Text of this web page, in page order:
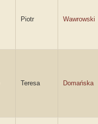
Piotr Wawrowski
Teresa Domańska